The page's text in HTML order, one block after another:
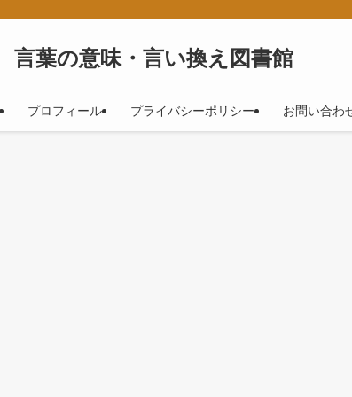
言葉の意味・言い換え図書館
プロフィール プライバシーポリシー お問い合わ